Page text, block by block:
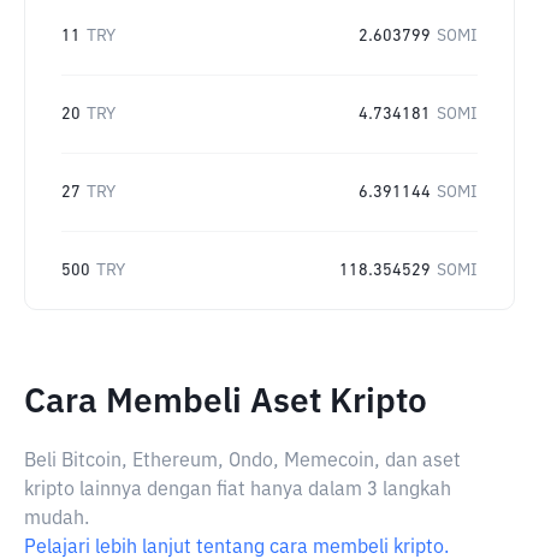
11 TRY 2.603799 SOMI
20 TRY 4.734181 SOMI
27 TRY 6.391144 SOMI
500 TRY 118.354529 SOMI
Cara Membeli Aset Kripto
Beli Bitcoin, Ethereum, Ondo, Memecoin, dan aset
kripto lainnya dengan fiat hanya dalam 3 langkah
mudah.
Pelajari lebih lanjut tentang cara membeli kripto.